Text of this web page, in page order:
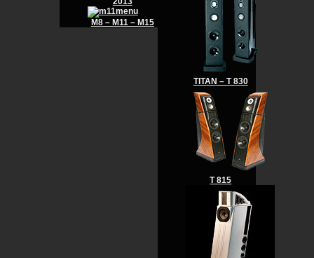
M8 – M11 – M15
TITAN – T 830
T 815